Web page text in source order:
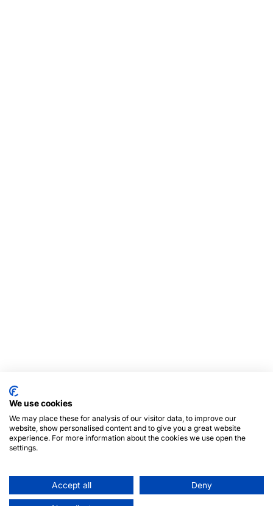
We use cookies
We may place these for analysis of our visitor data, to improve our
website, show personalised content and to give you a great website
experience. For more information about the cookies we use open the
settings.
Accept all Deny